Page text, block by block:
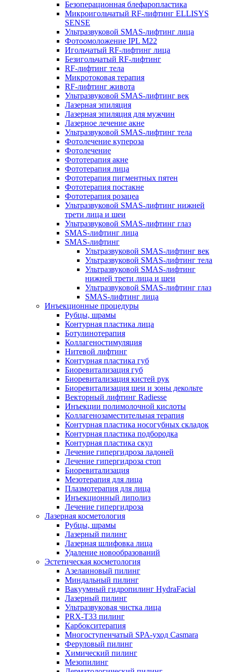
Безоперационная блефаропластика
Микроигольчатый RF-лифтинг ELLISYS
SENSE
Ультразвуковой SMAS-лифтинг лица
Фотоомоложение IPL M22
Игольчатый RF-лифтинг лица
Безигольчатый RF-лифтинг
RF-лифтинг тела
Микротоковая терапия
RF-лифтинг живота
Ультразвуковой SMAS-лифтинг век
Лазерная эпиляция
Лазерная эпиляция для мужчин
Лазерное лечение акне
Ультразвуковой SMAS-лифтинг тела
Фотолечение купероза
Фотолечение
Фототерапия акне
Фототерапия лица
Фототерапия пигментных пятен
Фототерапия постакне
Фототерапия розацеа
Ультразвуковой SMAS-лифтинг нижней
трети лица и шеи
Ультразвуковой SMAS-лифтинг глаз
SMAS-лифтинг лица
SMAS-лифтинг
Ультразвуковой SMAS-лифтинг век
Ультразвуковой SMAS-лифтинг тела
Ультразвуковой SMAS-лифтинг
нижней трети лица и шеи
Ультразвуковой SMAS-лифтинг глаз
SMAS-лифтинг лица
Инъекционные процедуры
Рубцы, шрамы
Контурная пластика лица
Ботулинотерапия
Коллагеностимуляция
Нитевой лифтинг
Контурная пластика губ
Биоревитализация губ
Биоревитализация кистей рук
Биоревитализация шеи и зоны декольте
Векторный лифтинг Radiesse
Инъекции полимолочной кислоты
Коллагенозаместительная терапия
Контурная пластика носогубных складок
Контурная пластика подбородка
Контурная пластика скул
Лечение гипергидроза ладоней
Лечение гипергидроза стоп
Биоревитализация
Мезотерапия для лица
Плазмотерапия для лица
Инъекционный липолиз
Лечение гипергидроза
Лазерная косметология
Рубцы, шрамы
Лазерный пилинг
Лазерная шлифовка лица
Удаление новообразований
Эстетическая косметология
Азелаиновый пилинг
Миндальный пилинг
Вакуумный гидропилинг HydraFacial
Лазерный пилинг
Ультразвуковая чистка лица
PRX-T33 пилинг
Карбокситерапия
Многоступенчатый SPA-уход Сasmara
Феруловый пилинг
Химический пилинг
Мезопилинг